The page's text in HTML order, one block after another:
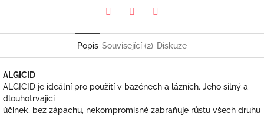
Popis Související (2) Diskuze
ALGICID
ALGICID je ideální pro použití v bazénech a lázních. Jeho silný a
dlouhotrvající
účinek, bez zápachu, nekompromisně zabraňuje růstu všech druhu